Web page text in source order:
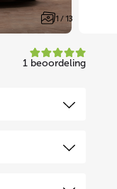
1 / 13
1 beoordeling